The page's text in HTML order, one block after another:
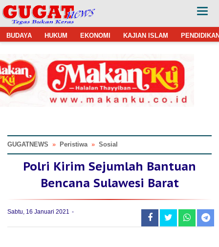
BUDAYA HUKUM EKONOMI KAJIAN ISLAM
GUGATNEWS » Peristiwa » Sosial
Polri Kirim Sejumlah Bantuan
Bencana Sulawesi Barat
Sabtu, 16 Januari 2021